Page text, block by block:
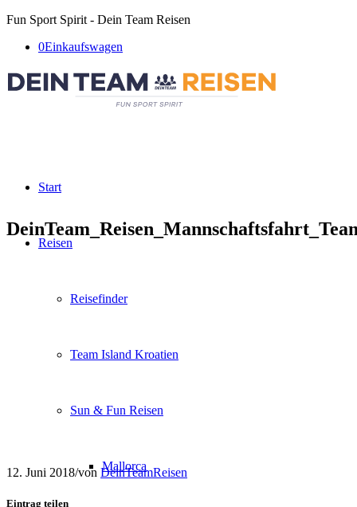
Fun Sport Spirit - Dein Team Reisen
0Einkaufswagen
Start
Reisen
Reisefinder
Team Island Kroatien
Sun & Fun Reisen
Mallorca
12. Juni 2018/von DeinTeamReisen
Eintrag teilen